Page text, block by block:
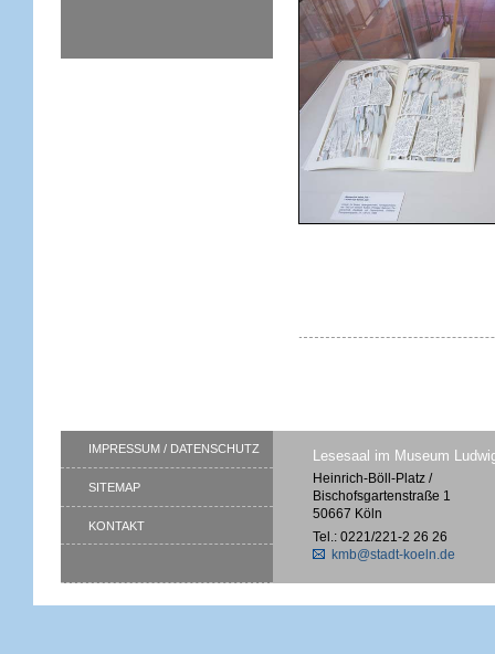
IMPRESSUM / DATENSCHUTZ
SITEMAP
KONTAKT
Lesesaal im Museum
Heinrich-Böll-Platz /
Bischofsgartenstraße 1
50667 Köln
Tel.: 0221/221-2 26 26
kmb@stadt-koeln.de